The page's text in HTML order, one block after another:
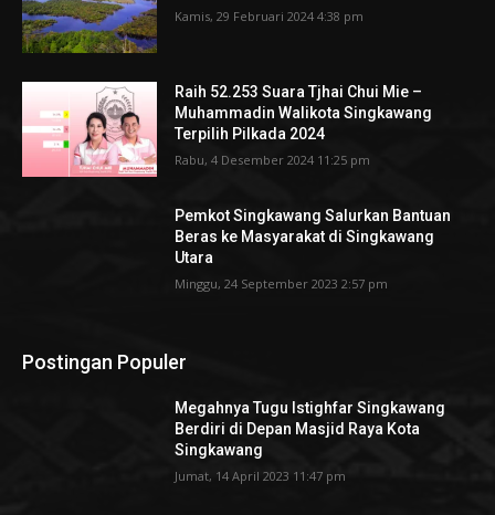
Kamis, 29 Februari 2024 4:38 pm
Raih 52.253 Suara Tjhai Chui Mie –
Muhammadin Walikota Singkawang
Terpilih Pilkada 2024
Rabu, 4 Desember 2024 11:25 pm
Pemkot Singkawang Salurkan Bantuan
Beras ke Masyarakat di Singkawang
Utara
Minggu, 24 September 2023 2:57 pm
Postingan Populer
Megahnya Tugu Istighfar Singkawang
Berdiri di Depan Masjid Raya Kota
Singkawang
Jumat, 14 April 2023 11:47 pm